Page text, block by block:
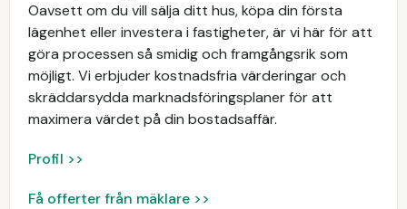
Oavsett om du vill sälja ditt hus, köpa din första
lägenhet eller investera i fastigheter, är vi här för att
göra processen så smidig och framgångsrik som
möjligt. Vi erbjuder kostnadsfria värderingar och
skräddarsydda marknadsföringsplaner för att
maximera värdet på din bostadsaffär.
Profil >>
Få offerter från mäklare >>